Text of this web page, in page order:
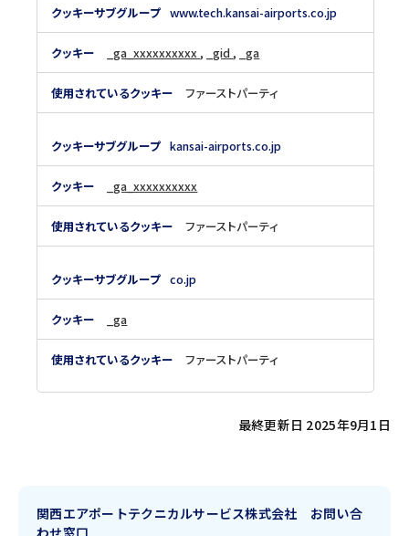
ォ
マ
ス
キ
www.tech.kansai-airports.co.jp
_ga_xxxxxxxxxx , _gid , _ga
ファーストパーティ
kansai-airports.co.jp
_ga_xxxxxxxxxx
ファーストパーティ
co.jp
_ga
ファーストパーティ
最終更新日 2025年9月1日
関西エアポートテクニカルサービス株式会社 お問い合